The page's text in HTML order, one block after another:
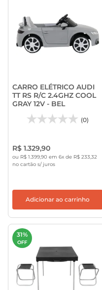
CARRO ELÉTRICO AUDI
TT RS R/C 2.4GHZ COOL
GRAY 12V - BEL
(0)
R$ 1.329,90
ou R$ 1.399,90 em 6x de R$ 233,32
no cartão s/ juros
Adicionar ao carrinho
31%
OFF